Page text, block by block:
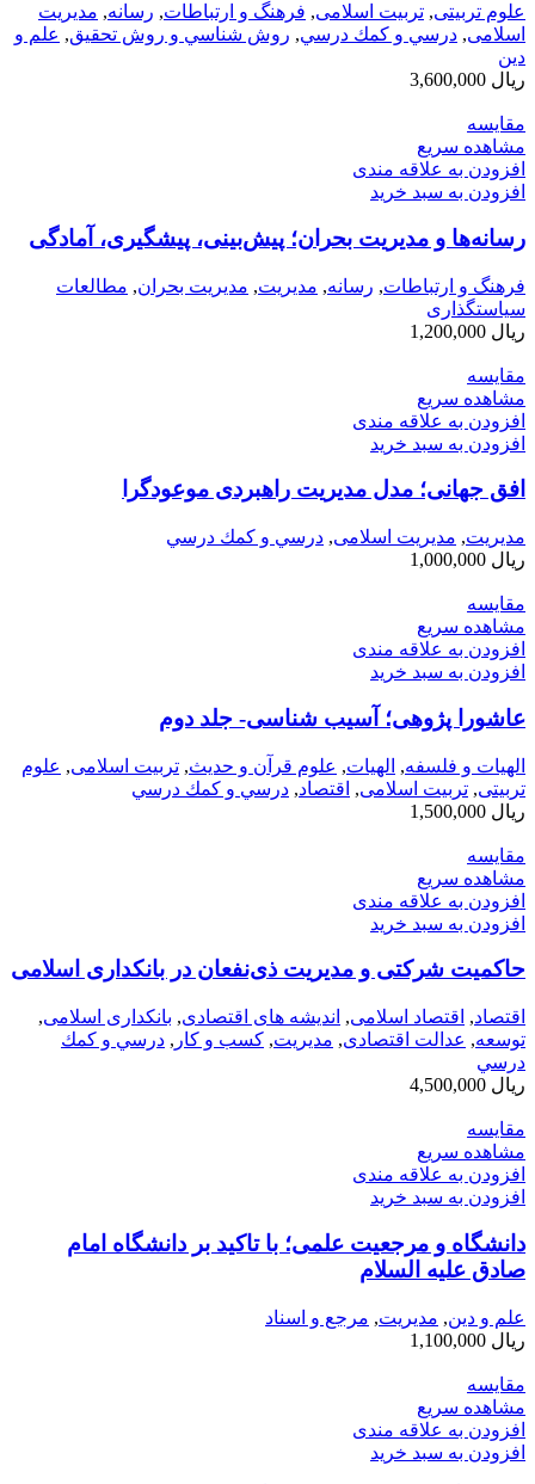
علوم تربیتی, تربیت اسلامی, فرهنگ و ارتباطات, رسانه, مدیریت
اسلامی, درسي و كمك درسي, روش شناسي و روش تحقيق, علم و
دین
ریال
مقایسه
مشاهده سریع
افزودن به علاقه مندی
افزودن به سبد خرید
رسانه‌ها و مدیریت بحران؛ پیش‌بینی، پیشگیری، آمادگی
فرهنگ و ارتباطات, رسانه, مديريت, مدیریت بحران, مطالعات
سیاستگذاری
ریال
مقایسه
مشاهده سریع
افزودن به علاقه مندی
افزودن به سبد خرید
افق جهانی؛ مدل مدیریت راهبردی موعودگرا
مديريت, مدیریت اسلامی, درسي و كمك درسي
ریال
مقایسه
مشاهده سریع
افزودن به علاقه مندی
افزودن به سبد خرید
عاشورا پژوهی؛ آسیب شناسی- جلد دوم
الهیات و فلسفه, الهيات, علوم قرآن و حدیث, تربیت اسلامی, علوم
تربیتی, تربیت اسلامی, اقتصاد, درسي و كمك درسي
ریال
مقایسه
مشاهده سریع
افزودن به علاقه مندی
افزودن به سبد خرید
حاکمیت شرکتی و مدیریت ذی‌نفعان در بانکداری اسلامی
اقتصاد, اقتصاد اسلامی, اندیشه های اقتصادی, بانکداری اسلامی,
توسعه, عدالت اقتصادی, مديريت, کسب و کار , درسي و كمك
درسي
ریال
مقایسه
مشاهده سریع
افزودن به علاقه مندی
افزودن به سبد خرید
دانشگاه و مرجعیت علمی؛ با تاکید بر دانشگاه امام
صادق علیه السلام
علم و دین, مديريت, مرجع و اسناد
ریال
مقایسه
مشاهده سریع
افزودن به علاقه مندی
افزودن به سبد خرید